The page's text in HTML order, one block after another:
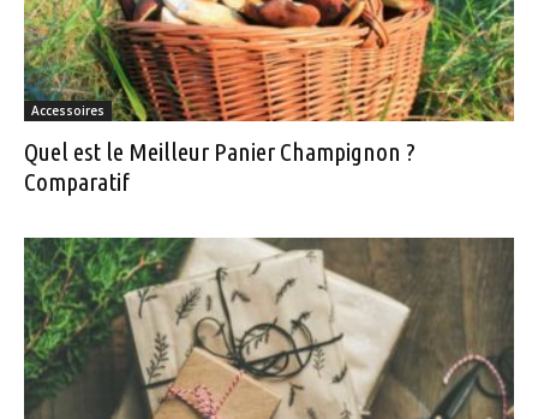
Accessoires
Quel est le Meilleur Panier Champignon ?
Comparatif